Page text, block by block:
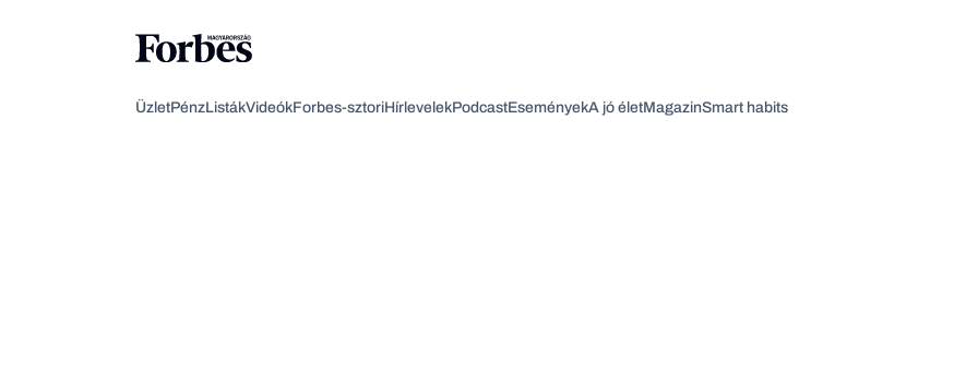
ÜzletPénzListákVideókForbes-sztoriHírlevelekPodcastEseményekA jó életMagazinSmart habits